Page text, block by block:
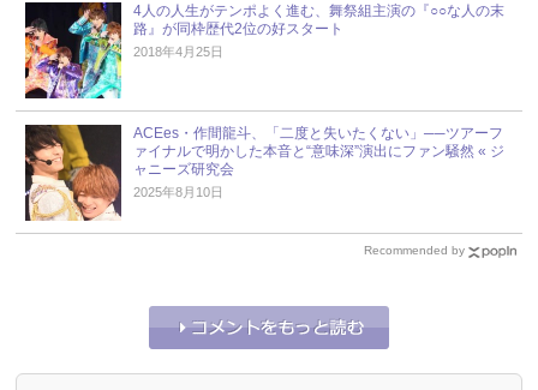
4人の人生がテンポよく進む、舞祭組主演の『○○な人の末
路』が同枠歴代2位の好スタート
2018年4月25日
ACEes・作間龍斗、「二度と失いたくない」──ツアーフ
ァイナルで明かした本音と“意味深”演出にファン騒然 « ジ
ャニーズ研究会
2025年8月10日
Recommended by